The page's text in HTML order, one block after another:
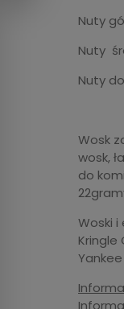
Nuty
Nuty
Nuty
Wosk
wosk,
do
Woski